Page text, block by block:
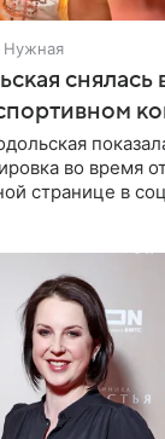
Нужная
снялась
во время
странице в